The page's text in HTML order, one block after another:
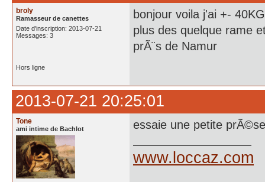
broly
Ramasseur de canettes
Date d'inscription: 2013-07-21
Messages: 3
bonjour voila j'ai +-
plus des quelque rame
prÃ¨s de Namur
Hors ligne
2013-07-21 20:25:01
Tone
ami intime de Bachlot essaie une petite
www.loccaz.com